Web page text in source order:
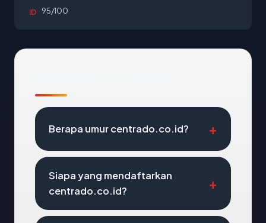
ID 95/100
Berapa umur centrado.co.id?
Siapa yang mendaftarkan
centrado.co.id?